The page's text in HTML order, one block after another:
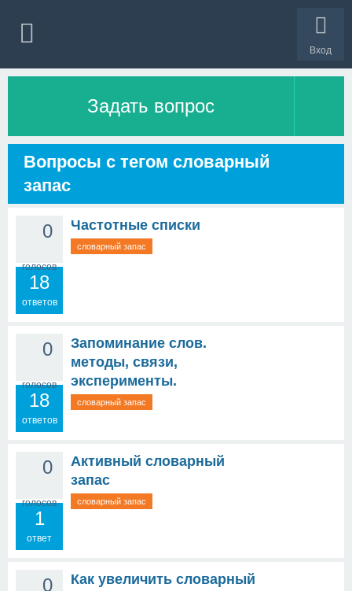
Вход
Задать вопрос
Вопросы с тегом словарный
запас
0
голосов
18
ответов
Частотные списки
словарный запас
0
голосов
18
ответов
Запоминание слов.
методы, связи,
эксперименты.
словарный запас
0
голосов
1
ответ
Активный словарный
запас
словарный запас
0
Как увеличить словарный